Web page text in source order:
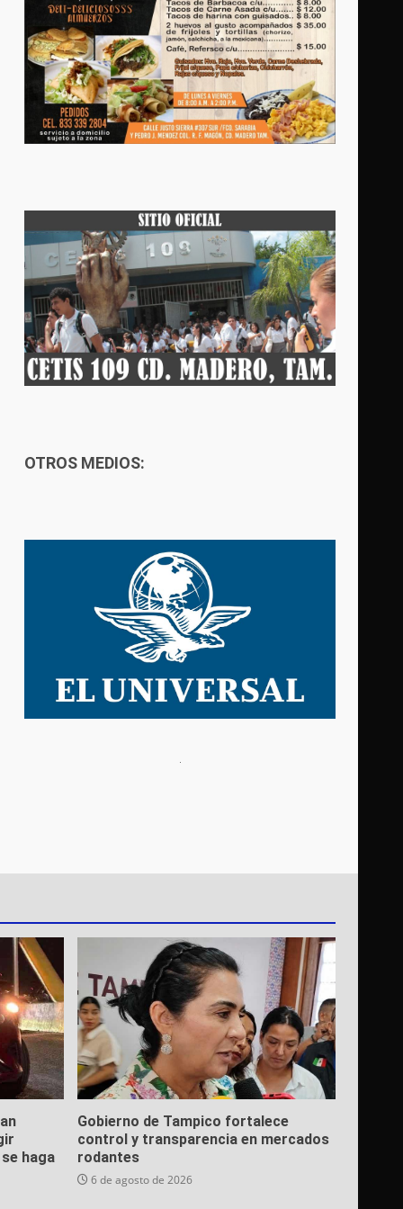
OTROS MEDIOS:
haga
Gobierno de Tampico fortalece
control y transparencia en mercados
rodantes
6 de agosto de 2026